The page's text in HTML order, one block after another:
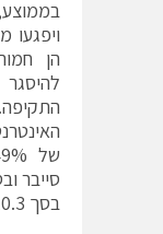
סייבר
בסך 10.3 מיליארד דולר.